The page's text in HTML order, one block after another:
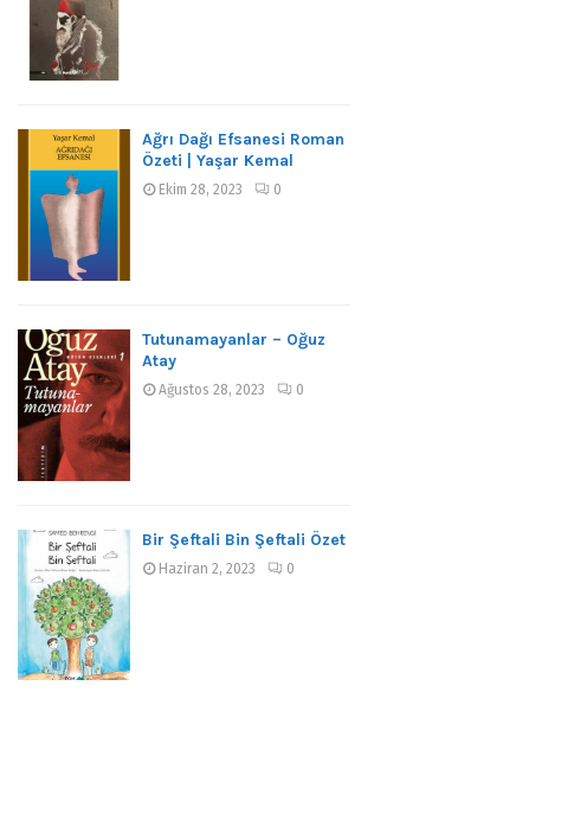
Ağrı Dağı Efsanesi Roman
Özeti | Yaşar Kemal
Ekim 28, 2023 0
Tutunamayanlar – Oğuz
Atay
Ağustos 28, 2023 0
Bir Şeftali Bin Şeftali Özet
Haziran 2, 2023 0